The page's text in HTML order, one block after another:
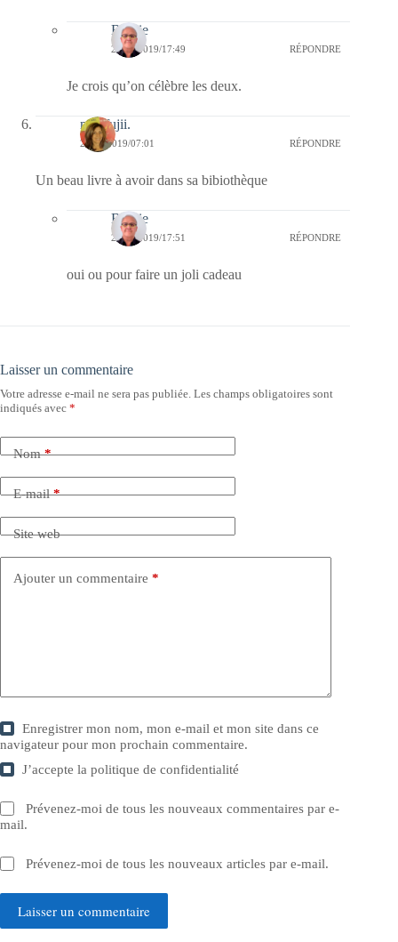
Bernie
20/02/2019/17:49 RÉPONDRE
Je crois qu’on célèbre les deux.
missfujii.
20/02/2019/07:01 RÉPONDRE
Un beau livre à avoir dans sa bibiothèque
Bernie
20/02/2019/17:51 RÉPONDRE
oui ou pour faire un joli cadeau
Laisser un commentaire
Votre adresse e-mail ne sera pas publiée. Les champs obligatoires sont
indiqués avec *
Nom*
E-mail*
Site web
Ajouter un commentaire *
Enregistrer mon nom, mon e-mail et mon site dans ce
navigateur pour mon prochain commentaire.
J’accepte lapolitique de confidentialité
Prévenez-moi de tous les nouveaux commentaires par e-
mail.
Prévenez-moi de tous les nouveaux articles par e-mail.
Laisser un commentaire